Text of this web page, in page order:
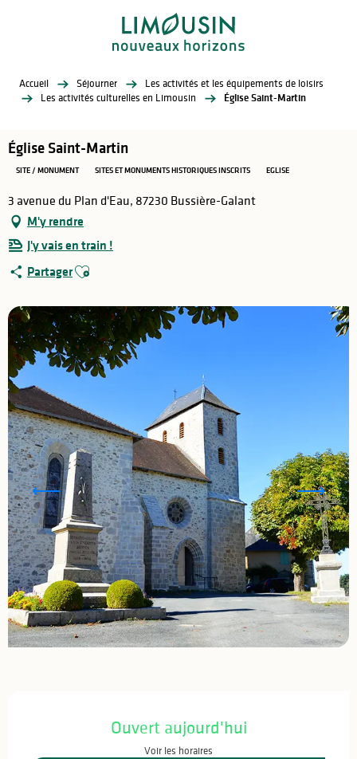
Accueil Séjourner
Les activités et les équipements de loisirs
Les activités culturelles en Limousin
Église Saint-Martin
Église Saint-Martin
SITE / MONUMENT SITES ET MONUMENTS HISTORIQUES INSCRITS EGLISE
3 avenue du Plan d'Eau, 87230 Bussière-Galant
M'y rendre
J'y vais en train !
PartagerAjouter aux favoris
Ouvert aujourd'hui
Voir les horaires